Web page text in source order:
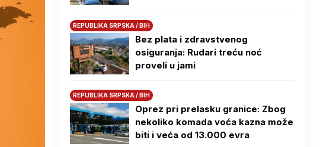
REPUBLIKA SRPSKA / BIH
Bez plata i zdravstvenog
osiguranja: Rudari treću noć
proveli u jami
REPUBLIKA SRPSKA / BIH
Oprez pri prelasku granice: Zbog
nekoliko komada voća kazna može
biti i veća od 13.000 evra